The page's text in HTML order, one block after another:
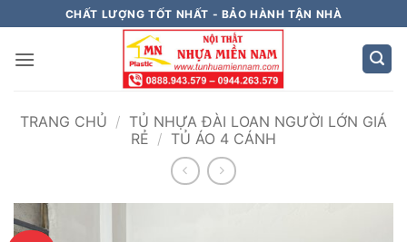
qua
nội
CHẤT LƯỢNG TỐT NHẤT - BẢO HÀNH TẬN NHÀ
TRANG CHỦ / TỦ NHỰA ĐÀI LOAN NGƯỜI LỚN GIÁ
RẺ / TỦ ÁO 4 CÁNH